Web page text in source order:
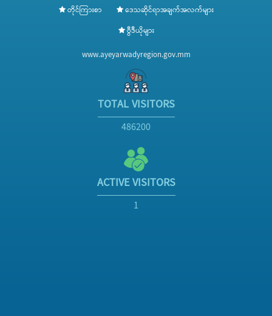
တိုင်ကြားစာ
ဒေသဆိုင်ရာအချက်အလက်များ
ဗွီဒီယိုများ
www.ayeyarwadyregion.gov.mm
TOTAL VISITORS
486200
ACTIVE VISITORS
1